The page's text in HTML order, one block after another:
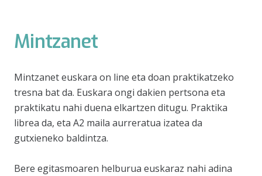
Mintzanet
Mintzanet euskara on line eta doan praktikatzeko
tresna bat da. Euskara ongi dakien pertsona eta
praktikatu nahi duena elkartzen ditugu. Praktika
librea da, eta A2 maila aurreratua izatea da
gutxieneko baldintza.
Bere egitasmoaren helburua euskaraz nahi adina